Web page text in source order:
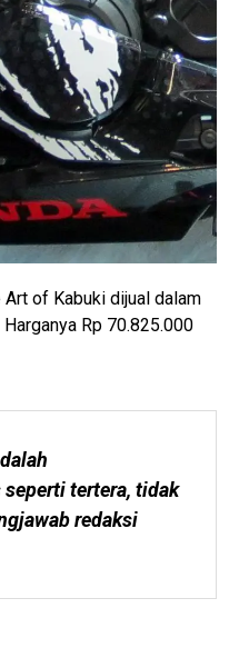
Art of Kabuki dijual dalam
Rp 70.825.000
tertera, tidak